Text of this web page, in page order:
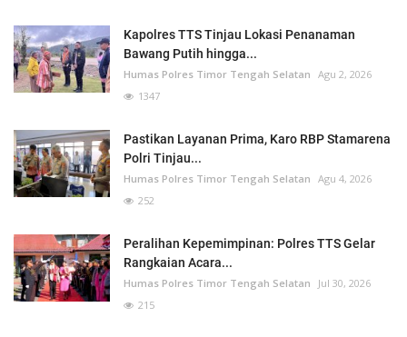
Kapolres TTS Tinjau Lokasi Penanaman
Bawang Putih hingga...
Humas Polres Timor Tengah Selatan Agu 2, 2026
1347
Pastikan Layanan Prima, Karo RBP Stamarena
Polri Tinjau...
Humas Polres Timor Tengah Selatan Agu 4, 2026
252
Peralihan Kepemimpinan: Polres TTS Gelar
Rangkaian Acara...
Humas Polres Timor Tengah Selatan
Jul 30, 2026
215